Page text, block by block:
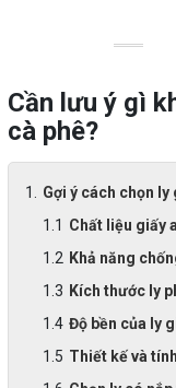
Cần lưu ý gì
cà phê?
Gợi ý cách chọn
Chất liệu giấy
Khả năng
Kích thước ly
Độ bền của ly
Thiết kế và